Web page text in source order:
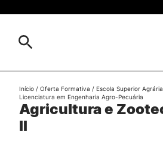
Sobre
Estudar
Pesquisa
Agricultura e
II
Início / Oferta Formativa / Escola Superior
Licenciatura em Engenharia Agro-Pecuária